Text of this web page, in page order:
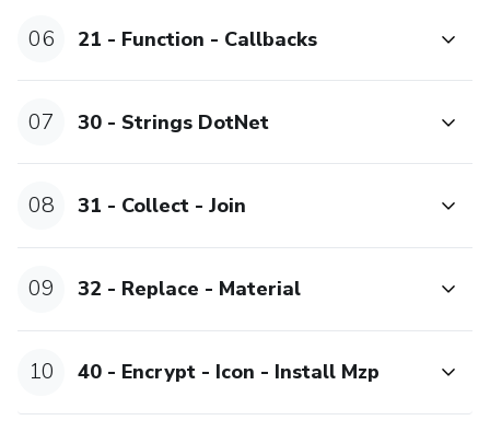
06 21 - Function - Callbacks
07 30 - Strings DotNet
08 31 - Collect - Join
09 32 - Replace - Material
10 40 - Encrypt - Icon - Install Mzp